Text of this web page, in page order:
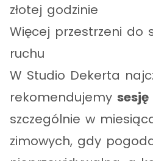
złotej godzinie
Więcej przestrzeni do
ruchu
W Studio Dekerta
rekomendujemy
szczególnie w
zimowych, gdy